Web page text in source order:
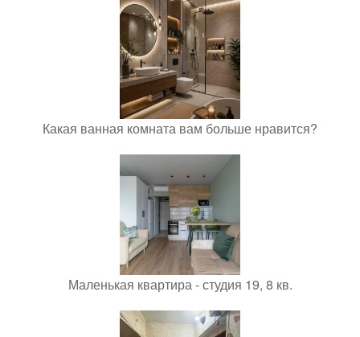
Какая ванная комната вам больше нравится?
Маленькая квартира - студия 19, 8 кв.